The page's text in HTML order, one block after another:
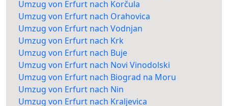
Umzug von Erfurt nach Korčula
Umzug von Erfurt nach Orahovica
Umzug von Erfurt nach Vodnjan
Umzug von Erfurt nach Krk
Umzug von Erfurt nach Buje
Umzug von Erfurt nach Novi Vinodolski
Umzug von Erfurt nach Biograd na Moru
Umzug von Erfurt nach Nin
Umzug von Erfurt nach Kraljevica